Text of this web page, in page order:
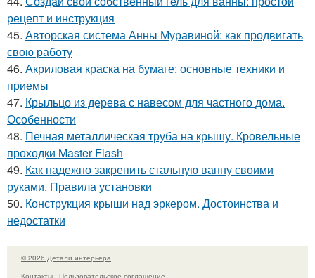
рецепт и инструкция
45. Авторская система Анны Муравиной: как продвигать
свою работу
46. Акриловая краска на бумаге: основные техники и
приемы
47. Крыльцо из дерева с навесом для частного дома.
Особенности
48. Печная металлическая труба на крышу. Кровельные
проходки Master Flash
49. Как надежно закрепить стальную ванну своими
руками. Правила установки
50. Конструкция крыши над эркером. Достоинства и
недостатки
© 2026 Детали интерьера
Контакты
Пользовательское соглашение